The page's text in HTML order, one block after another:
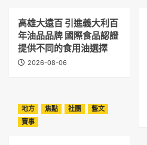
高雄大遠百 引進義大利百
年油品品牌 國際食品認證
提供不同的食用油選擇
2026-08-06
地方 焦點 社團
藝文
賽事